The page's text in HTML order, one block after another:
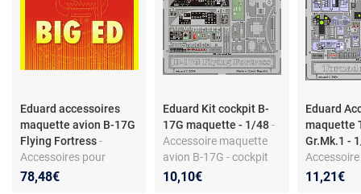
Eduard accessoires
maquette avion B-17G
Flying Fortress-
Accessoires pour
maquette avion - Série
78,48€
Eduard Kit cockpit B-
17G maquette - 1/48-
Accessoire maquette
avion B-17G - cockpit
détaillé - en métal
10,10€
Eduard
maquette
Gr.Mk.1 -
pour
11,21€